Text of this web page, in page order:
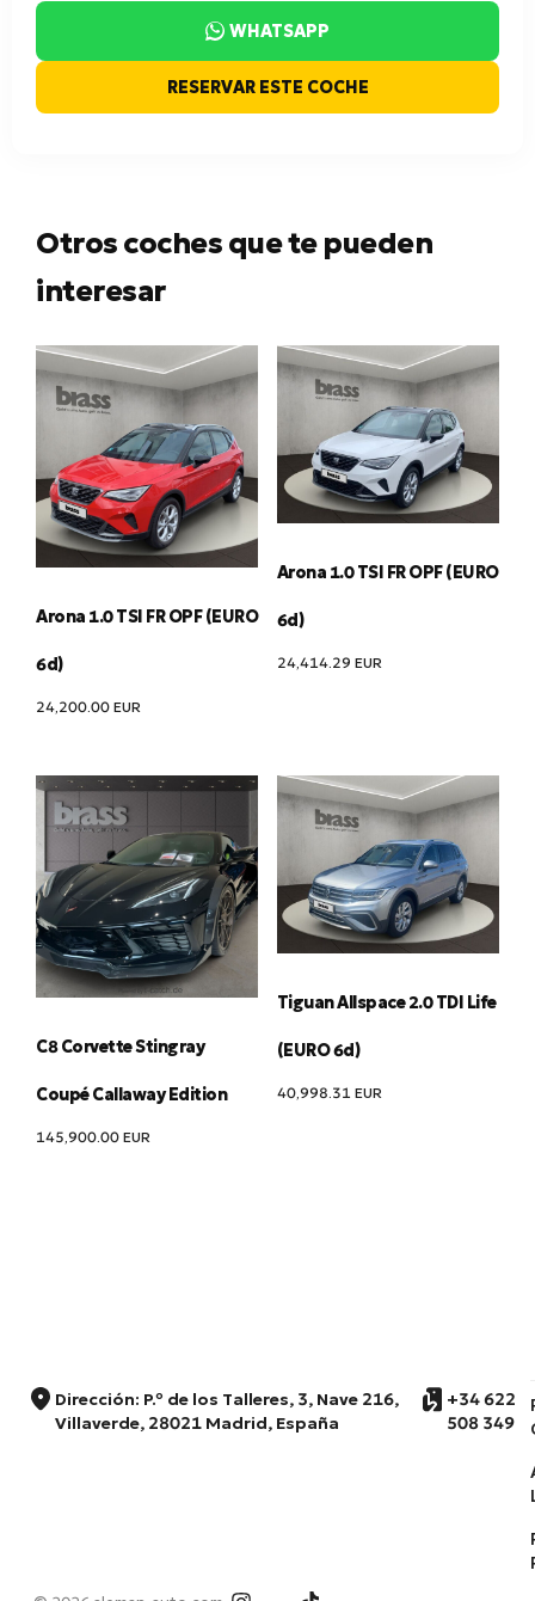
WHATSAPP
RESERVAR ESTE COCHE
Otros coches que te pueden
interesar
Arona 1.0 TSI FR OPF (EURO
6d)
24,200.00 EUR
Arona 1.0 TSI FR OPF (EURO
6d)
24,414.29 EUR
C8 Corvette Stingray
Coupé Callaway Edition
145,900.00 EUR
Tiguan Allspace 2.0 TDI Life
(EURO 6d)
40,998.31 EUR
Dirección: P.º de los Talleres, 3, Nave 216,
Villaverde, 28021 Madrid, España
+34 622
508 349